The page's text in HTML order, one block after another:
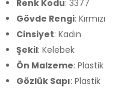
Renk Kodu: 3377
Gövde Rengi: Kırmızı
Cinsiyet: Kadın
Şekil: Kelebek
Ön Malzeme: Plastik
Gözlük Sapı: Plastik